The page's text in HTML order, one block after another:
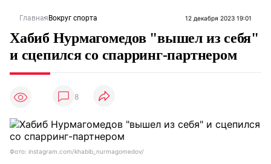
Главная Вокруг спорта 12 декабря 2023 19:01
Хабиб Нурмагомедов "вышел из себя"
и сцепился со спарринг-партнером
8
Фото: instagram.com/khabib_nurmagomedov/